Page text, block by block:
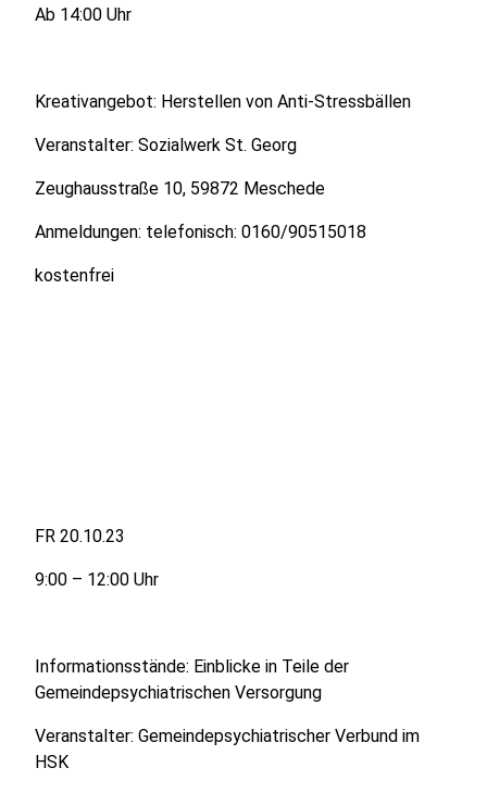
Ab 14:00 Uhr
Kreativangebot: Herstellen von Anti-Stressbällen
Veranstalter: Sozialwerk St. Georg
Zeughausstraße 10, 59872 Meschede
Anmeldungen: telefonisch: 0160/90515018
kostenfrei
FR 20.10.23
9:00 – 12:00 Uhr
Informationsstände: Einblicke in Teile der
Gemeindepsychiatrischen Versorgung
Veranstalter: Gemeindepsychiatrischer Verbund im
HSK